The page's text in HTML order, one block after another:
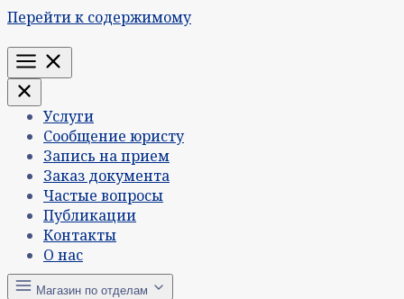
Перейти к содержимому
Меню
Услуги
Сообщение юристу
Запись на прием
Заказ документа
Частые вопросы
Публикации
Контакты
О нас
Магазин по отделам